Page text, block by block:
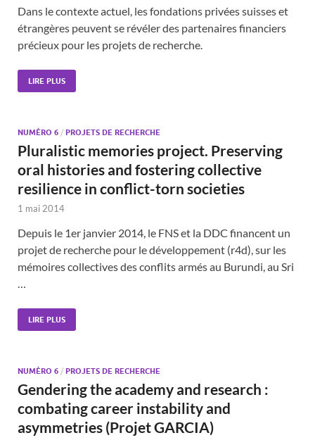
Dans le contexte actuel, les fondations privées suisses et
étrangères peuvent se révéler des partenaires financiers
précieux pour les projets de recherche.
LIRE PLUS
NUMÉRO 6 / PROJETS DE RECHERCHE
Pluralistic memories project. Preserving
oral histories and fostering collective
resilience in conflict-torn societies
1 mai 2014
Depuis le 1er janvier 2014, le FNS et la DDC financent un
projet de recherche pour le développement (r4d), sur les
mémoires collectives des conflits armés au Burundi, au Sri
…
LIRE PLUS
NUMÉRO 6 / PROJETS DE RECHERCHE
Gendering the academy and research :
combating career instability and
asymmetries (Projet GARCIA)